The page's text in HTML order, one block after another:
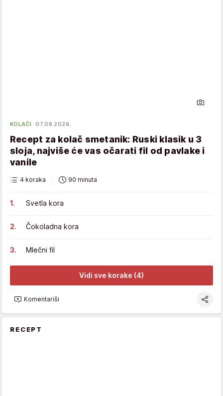
KOLAČI 07.08.2026.
Recept za kolač smetanik: Ruski klasik u 3
sloja, najviše će vas očarati fil od pavlake i
vanile
4 koraka 90 minuta
Svetla kora
Čokoladna kora
Mlečni fil
Vidi sve korake (4)
Komentariši
RECEPT